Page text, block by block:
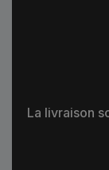
La livraison